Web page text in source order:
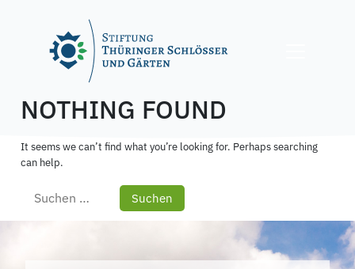
NOTHING FOUND
It seems we can’t find what you’re looking for. Perhaps searching
can help.
Suchen